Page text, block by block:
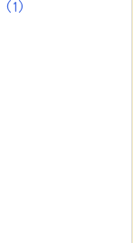
(1)